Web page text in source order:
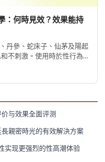
：何時見效？效果能持
丹參、蛇床子、仙茅及陽起
不刺激。使用時於性行為
密體驗的優質選擇。
与效果全面评测
親密時光的有效解決方案
实现更强烈的性高潮体验